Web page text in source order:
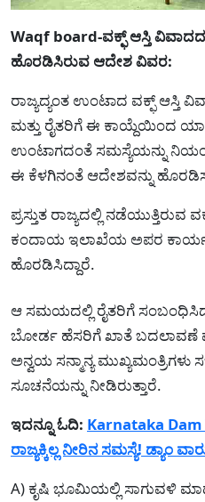
Waqf board-ವಕ್ಫ್ ಆಸ್ತಿ
ಹೊರಡಿಸಿರುವ ಆದೇಶ ವಿವರ:
ರಾಜ್ಯದ್ಯಂತ ಉಂಟಾದ ವಕ್ಫ್ ಆಸ್ತಿ
ಮತ್ತು ರೈತರಿಗೆ ಈ ಕಾಯ್ದೆಯಿಂದ
ಉಂಟಾಗದಂತೆ ಸಮಸ್ಯೆಯನ್ನು
ಈ ಕೆಳಗಿನಂತೆ ಆದೇಶವನ್ನು
ಪ್ರಸ್ತುತ ರಾಜ್ಯದಲ್ಲಿ ನಡೆಯುತ್ತಿರುವ
ಕಂದಾಯ ಇಲಾಖೆಯ ಅಪರ
ಹೊರಡಿಸಿದ್ದಾರೆ.
ಆ ಸಮಯದಲ್ಲಿ ರೈತರಿಗೆ ಸಂಬಂಧಿಸಿದ
ಬೋರ್ಡ ಹೆಸರಿಗೆ ಖಾತೆ ಬದಲಾವಣೆ
ಅನ್ವಯ ಸನ್ಮಾನ್ಯ
ಸೂಚನೆಯನ್ನು ನೀಡಿರುತ್ತಾರೆ.
ಇದನ್ನೂ ಓದಿ: Karnataka
ರಾಜ್ಯಕ್ಕಿಲ್ಲ ನೀರಿನ ಸಮಸ್ಯೆ! ಡ್ಯಾಂ
A) ಕೃಷಿ ಭೂಮಿಯಲ್ಲಿ ಸಾಗುವಳಿ